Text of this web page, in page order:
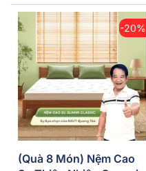
-20%
(Quà 8 Món) Nệm Cao